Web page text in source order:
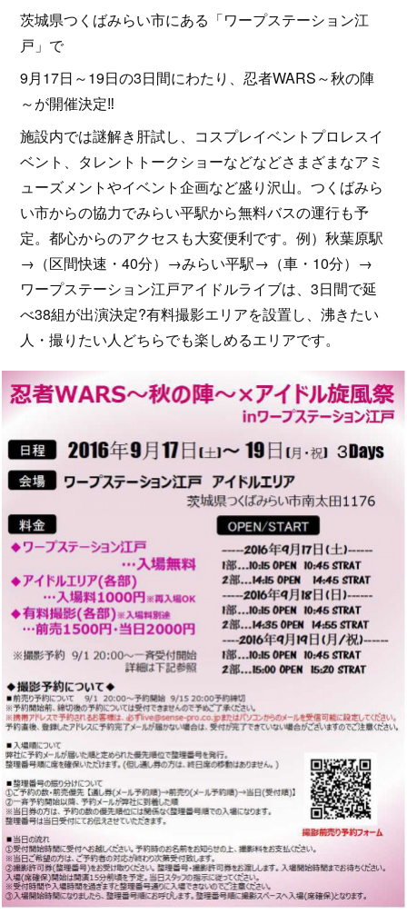
茨城県つくばみらい市にある「ワープステーション江
戸」で
9月17日～19日の3日間にわたり、忍者WARS～秋の陣
～が開催決定‼
施設内では謎解き肝試し、コスプレイベントプロレスイ
ベント、タレントトークショーなどなどさまざまなアミ
ューズメントやイベント企画など盛り沢山。つくばみら
い市からの協力でみらい平駅から無料バスの運行も予
定。都心からのアクセスも大変便利です。例）秋葉原駅
→（区間快速・40分）→みらい平駅→（車・10分）→
ワープステーション江戸アイドルライブは、3日間で延
べ38組が出演決定?有料撮影エリアを設置し、沸きたい
人・撮りたい人どちらでも楽しめるエリアです。